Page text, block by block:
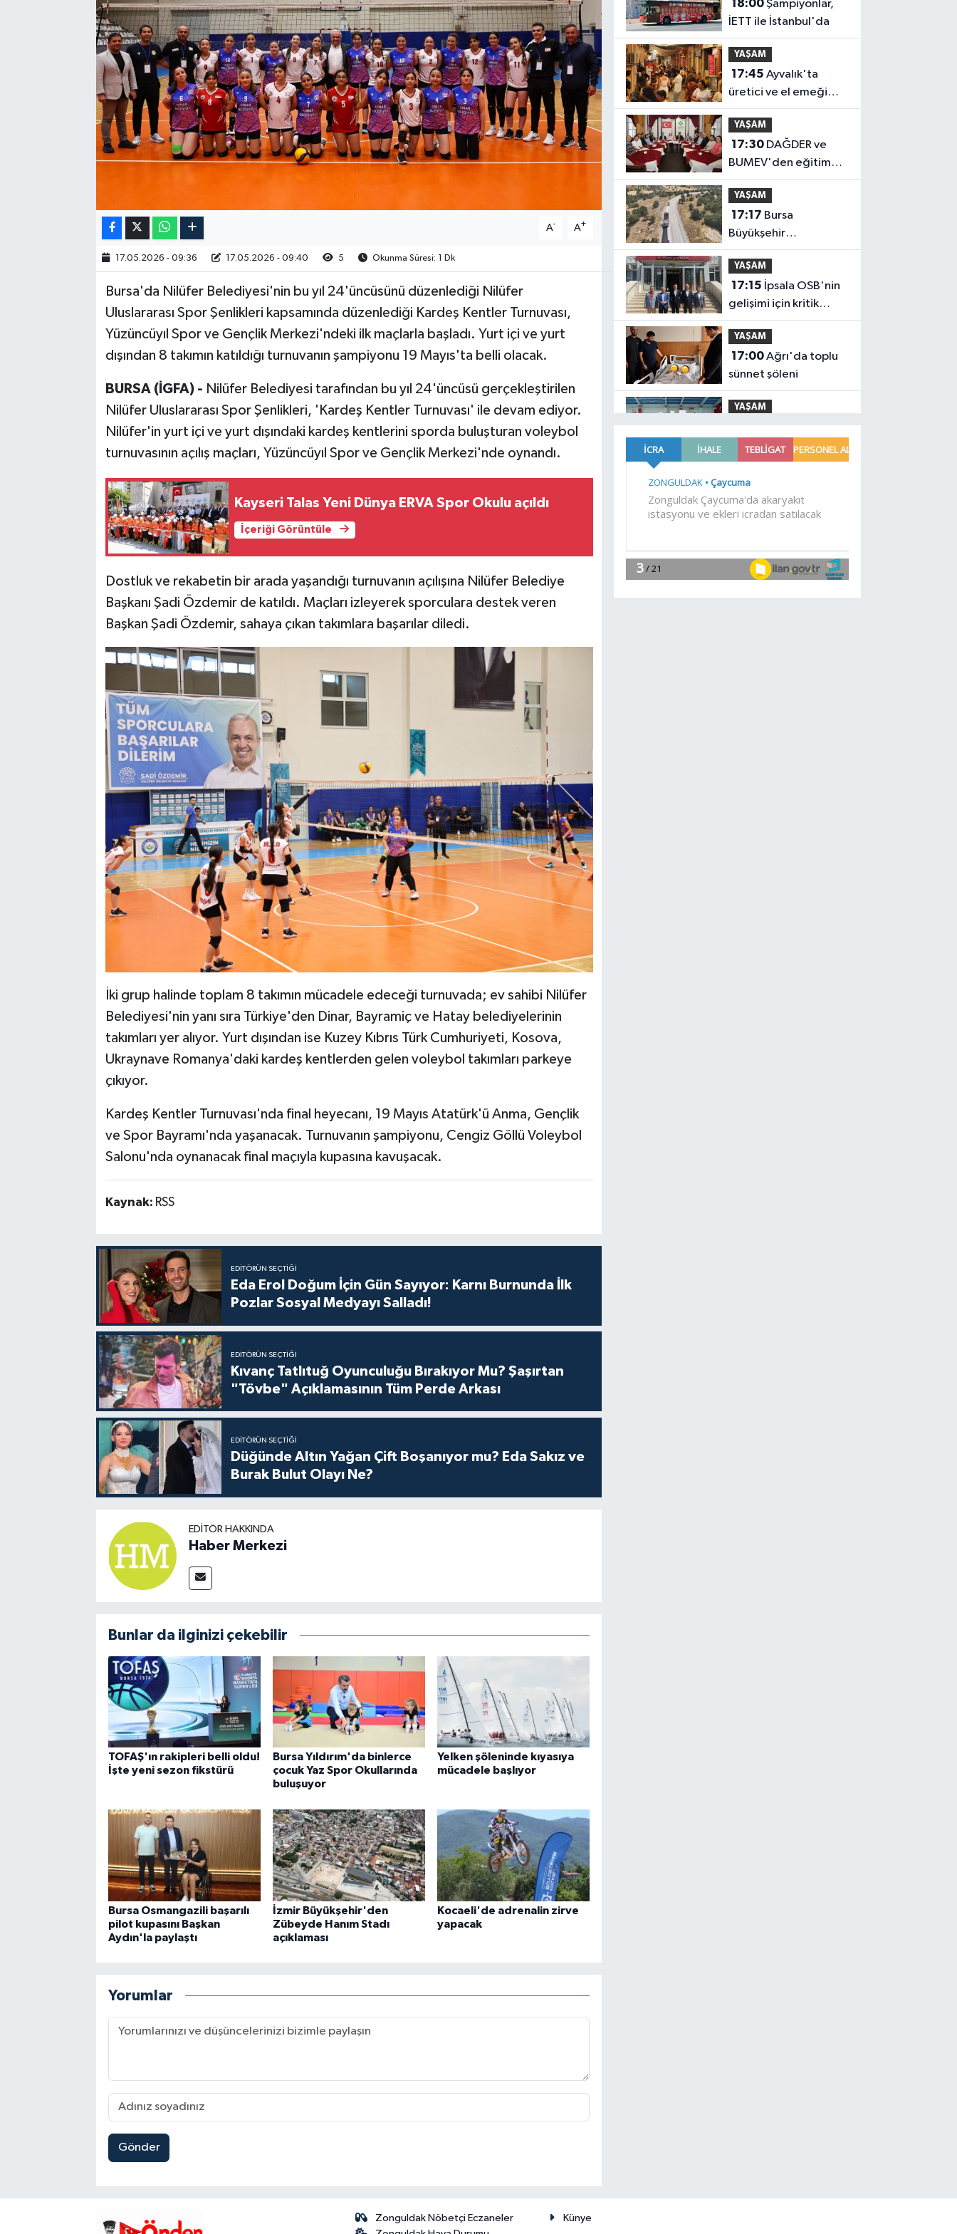
A- A+
17.05.2026 - 09:36 17.05.2026 - 09:40 5 Okunma Süresi: 1 Dk
Bursa'da Nilüfer Belediyesi'nin bu yıl 24'üncüsünü düzenlediği Nilüfer
Uluslararası Spor Şenlikleri kapsamında düzenlediği Kardeş Kentler Turnuvası,
Yüzüncüyıl Spor ve Gençlik Merkezi'ndeki ilk maçlarla başladı. Yurt içi ve yurt
dışından 8 takımın katıldığı turnuvanın şampiyonu 19 Mayıs'ta belli olacak.
BURSA (İGFA) - Nilüfer Belediyesi tarafından bu yıl 24'üncüsü gerçekleştirilen
Nilüfer Uluslararası Spor Şenlikleri, 'Kardeş Kentler Turnuvası' ile devam ediyor.
Nilüfer'in yurt içi ve yurt dışındaki kardeş kentlerini sporda buluşturan voleybol
turnuvasının açılış maçları, Yüzüncüyıl Spor ve Gençlik Merkezi'nde oynandı.
Kayseri Talas Yeni Dünya ERVA Spor Okulu açıldı
İçeriği Görüntüle
Dostluk ve rekabetin bir arada yaşandığı turnuvanın açılışına Nilüfer Belediye
Başkanı Şadi Özdemir de katıldı. Maçları izleyerek sporculara destek veren
Başkan Şadi Özdemir, sahaya çıkan takımlara başarılar diledi.
İki grup halinde toplam 8 takımın mücadele edeceği turnuvada; ev sahibi Nilüfer
Belediyesi'nin yanı sıra Türkiye'den Dinar, Bayramiç ve Hatay belediyelerinin
takımları yer alıyor. Yurt dışından ise Kuzey Kıbrıs Türk Cumhuriyeti, Kosova,
Ukraynave Romanya'daki kardeş kentlerden gelen voleybol takımları parkeye
çıkıyor.
Kardeş Kentler Turnuvası'nda final heyecanı, 19 Mayıs Atatürk'ü Anma, Gençlik
ve Spor Bayramı'nda yaşanacak. Turnuvanın şampiyonu, Cengiz Göllü Voleybol
Salonu'nda oynanacak final maçıyla kupasına kavuşacak.
Kaynak: RSS
EDITÖRÜN SEÇTIĞI
Eda Erol Doğum İçin Gün Sayıyor: Karnı Burnunda İlk
Pozlar Sosyal Medyayı Salladı!
EDITÖRÜN SEÇTIĞI
Kıvanç Tatlıtuğ Oyunculuğu Bırakıyor Mu? Şaşırtan
"Tövbe" Açıklamasının Tüm Perde Arkası
EDITÖRÜN SEÇTIĞI
Düğünde Altın Yağan Çift Boşanıyor mu? Eda Sakız ve
Burak Bulut Olayı Ne?
EDITÖR HAKKINDA
Haber Merkezi
Bunlar da ilginizi çekebilir
TOFAŞ'ın rakipleri belli oldu!
İşte yeni sezon fikstürü
Bursa Yıldırım'da binlerce
çocuk Yaz Spor Okullarında
buluşuyor
Yelken şöleninde kıyasıya
mücadele başlıyor
Bursa Osmangazili başarılı
pilot kupasını Başkan
Aydın'la paylaştı
İzmir Büyükşehir'den
Zübeyde Hanım Stadı
açıklaması
Kocaeli'de adrenalin zirve
yapacak
Yorumlar
Gönder
18:00Şampiyonlar,
İETT ile İstanbul'da
YAŞAM
17:45 Ayvalık'ta
üretici ve el emeği
pazarı renk katıyor
YAŞAM
17:30
BUMEV'den eğitim
için güç birliği
YAŞAM
17:17
Büyükşehir
Harmancık'ta da
yolları yeniliyor
YAŞAM
17:15
gelişimi için kritik
ziyaret
YAŞAM
17:00Ağrı'da toplu
sünnet şöleni
YAŞAM
geleceğin yüzücüleri
sertifikalarını aldı
16:45Avrupa Drama
Buluşmaları gençleri
16:30Minik Hazar Ali,
Zonguldak Nöbetçi Eczaneler
Künye
RESMİ İLAN